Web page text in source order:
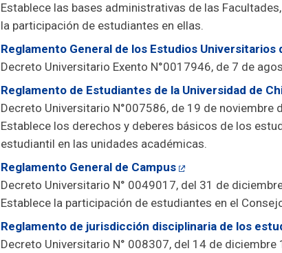
Establece las bases administrativas de las
la participación de estudiantes en ellas.
Reglamento General de los Estudios Universitarios
Decreto Universitario Exento N°0017946, de 7 de
Reglamento de Estudiantes de la Universidad de
Decreto Universitario N°007586, de 19 de
Establece los derechos y deberes básicos de los
estudiantil en las unidades académicas.
Reglamento General de Campus
Decreto Universitario N° 0049017, del 31 de
Establece la participación de estudiantes en el
Reglamento de jurisdicción disciplinaria de los
Decreto Universitario N° 008307, del 14 de diciembre